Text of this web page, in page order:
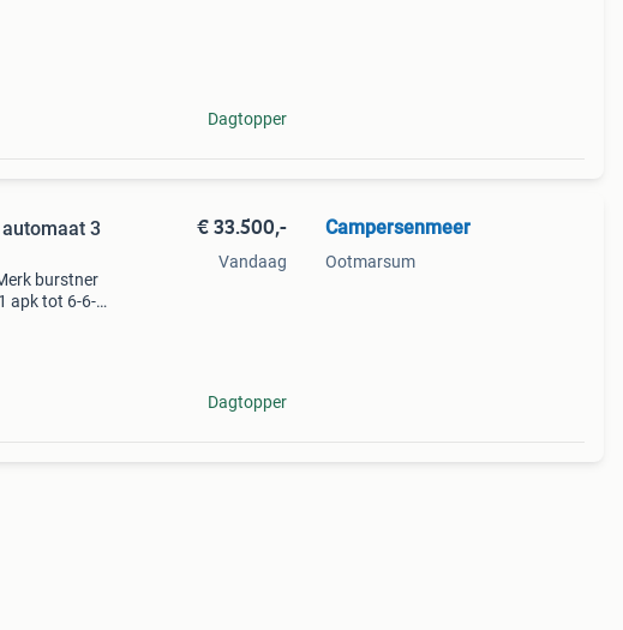
Dagtopper
3
burstner
apk tot 6-6-
€ 33.500,-
Vandaag
Dagtopper
Campersenmeer
Ootmarsum